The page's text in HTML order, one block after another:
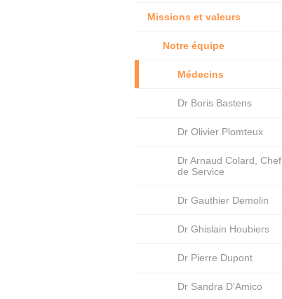
Missions et valeurs
Notre équipe
Médecins
Dr Boris Bastens
Dr Olivier Plomteux
Dr Arnaud Colard, Chef
de Service
Dr Gauthier Demolin
Dr Ghislain Houbiers
Dr Pierre Dupont
Dr Sandra D’Amico